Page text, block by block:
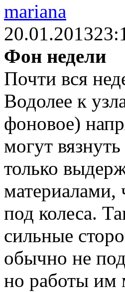
mariana
20.01.2013
Фон недели
Почти вся
Водолее к
фоновое)
могут
только
материалами,
под колеса.
сильные
обычно не
но работы им